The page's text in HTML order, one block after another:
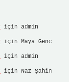
için admin
için Maya Genc
için admin
için Naz Şahin